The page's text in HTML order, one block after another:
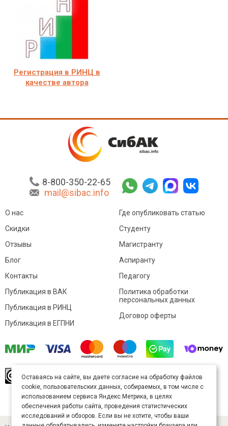
Регистрация в РИНЦ в
качестве автора
8-800-350-22-65
mail@sibac.info
О нас
Скидки
Отзывы
Блог
Контакты
Где опубликовать статью
Студенту
Магистранту
Аспиранту
Педагогу
Публикация в ВАК
Публикация в РИНЦ
Публикация в ЕГПНИ
Политика обработки
персональных данных
Договор оферты
произведение доступно полицензии Creative
Commons «Attribution» («Атрибуция») 4.0
Непортированная.
Карта сайта
Оставаясь на сайте, вы даете согласие на обработку файлов
cookie, пользовательских данных, собираемых, в том числе с
использованием сервиса Яндекс.Метрика, в целях
обеспечения работы сайта, проведения статистических
исследований и обзоров. Если вы не хотите, чтобы ваши